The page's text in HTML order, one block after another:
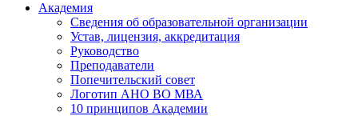
Академия
Сведения об образовательной организации
Устав, лицензия, аккредитация
Руководство
Преподаватели
Попечительский совет
Логотип АНО ВО МВА
10 принципов Академии